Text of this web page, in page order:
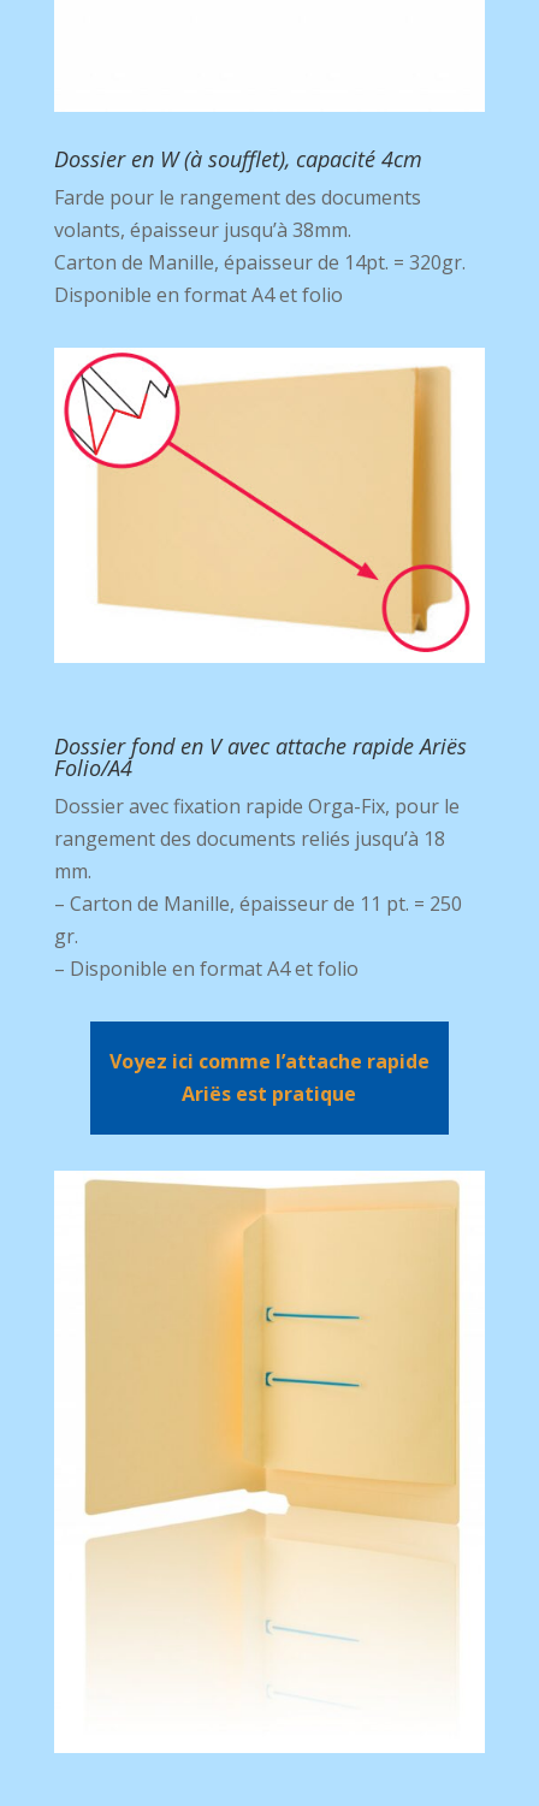
Dossier en W (à soufflet), capacité 4cm
Farde pour le rangement des documents
volants, épaisseur jusqu’à 38mm.
Carton de Manille, épaisseur de 14pt. = 320gr.
Disponible en format A4 et folio
Dossier fond en V avec attache rapide Ariës
Folio/A4
Dossier avec fixation rapide Orga-Fix, pour le
rangement des documents reliés jusqu’à 18
mm.
– Carton de Manille, épaisseur de 11 pt. = 250
gr.
– Disponible en format A4 et folio
Voyez ici comme l’attache rapide
Ariës est pratique